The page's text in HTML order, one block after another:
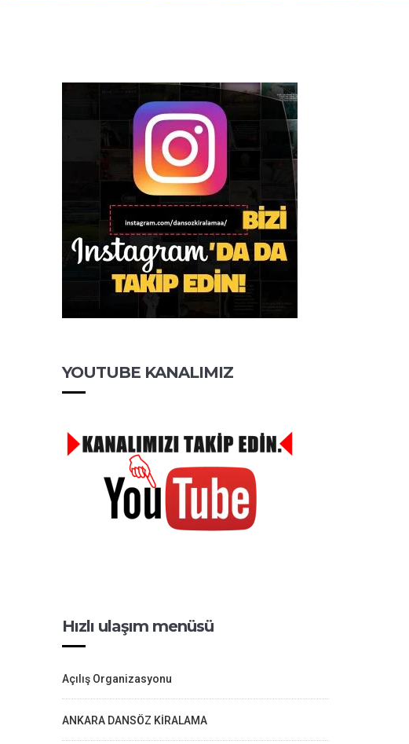
YOUTUBE KANALIMIZ
Hızlı ulaşım menüsü
Açılış Organizasyonu
ANKARA DANSÖZ KİRALAMA